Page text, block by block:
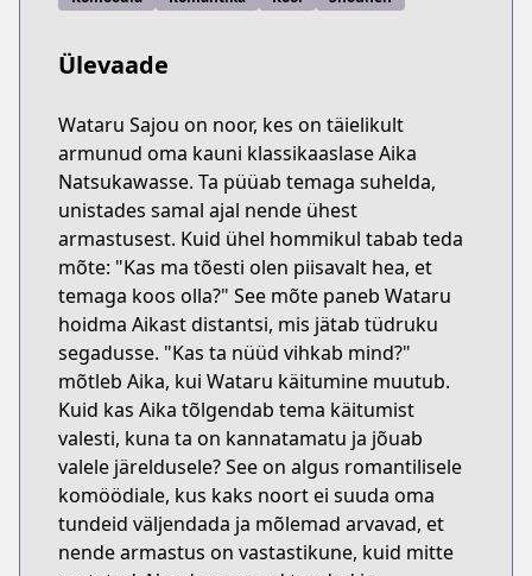
Ülevaade
Wataru Sajou on noor, kes on täielikult
armunud oma kauni klassikaaslase Aika
Natsukawasse. Ta püüab temaga suhelda,
unistades samal ajal nende ühest
armastusest. Kuid ühel hommikul tabab teda
mõte: "Kas ma tõesti olen piisavalt hea, et
temaga koos olla?" See mõte paneb Wataru
hoidma Aikast distantsi, mis jätab tüdruku
segadusse. "Kas ta nüüd vihkab mind?"
mõtleb Aika, kui Wataru käitumine muutub.
Kuid kas Aika tõlgendab tema käitumist
valesti, kuna ta on kannatamatu ja jõuab
valele järeldusele? See on algus romantilisele
komöödiale, kus kaks noort ei suuda oma
tundeid väljendada ja mõlemad arvavad, et
nende armastus on vastastikune, kuid mitte